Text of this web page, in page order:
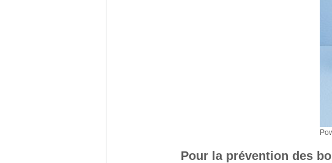
Pour la prévention des